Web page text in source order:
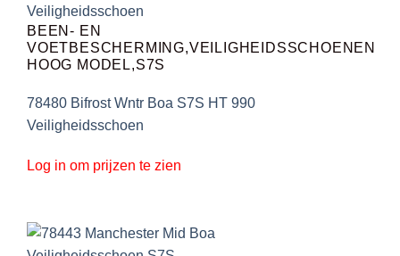
BEEN- EN
VOETBESCHERMING,VEILIGHEIDSSCHOENEN
HOOG MODEL,S7S
78480 Bifrost Wntr Boa S7S HT 990
Veiligheidsschoen
Log in om prijzen te zien